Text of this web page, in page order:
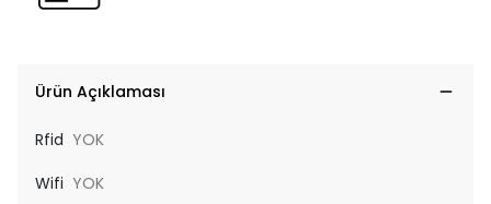
Ürün Açıklaması
Rfid YOK
Wifi YOK